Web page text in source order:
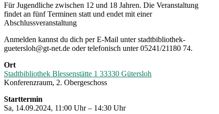
Für Jugendliche zwischen 12 und 18 Jahren. Die Veranstaltung
findet an fünf Terminen statt und endet mit einer
Abschlussveranstaltung
Anmelden kannst du dich per E-Mail unter stadtbibliothek-
guetersloh@gt-net.de oder telefonisch unter 05241/21180 74.
Ort
Stadtbibliothek Blessenstätte 1 33330 Gütersloh
Konferenzraum, 2. Obergeschoss
Starttermin
Sa, 14.09.2024, 11:00 Uhr – 14:30 Uhr